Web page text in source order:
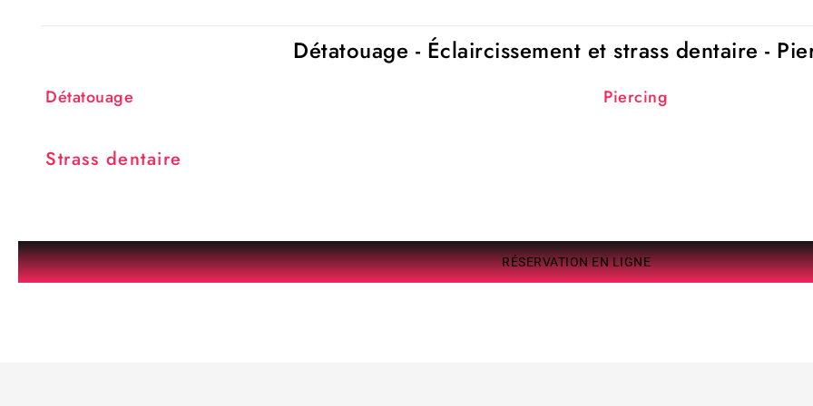
Détatouage - Éclaircissement et strass dentaire -
Détatouage
Strass dentaire
Piercing
RÉSERVATION EN LIGNE